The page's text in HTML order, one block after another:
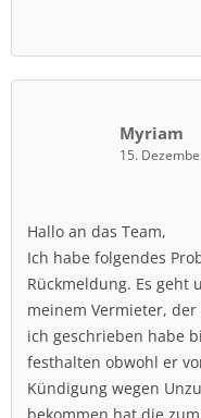
Myriam
15.
Hallo an das Team,
Ich habe folgendes
Rückmeldung. Es geht
meinem Vermieter,
ich geschrieben habe
festhalten obwohl er
Kündigung wegen
bekommen hat die